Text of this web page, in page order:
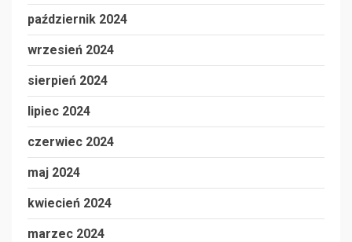
październik 2024
wrzesień 2024
sierpień 2024
lipiec 2024
czerwiec 2024
maj 2024
kwiecień 2024
marzec 2024